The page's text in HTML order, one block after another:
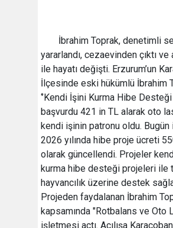
İbrahim Toprak, denetimli
yararlandı, cezaevinden çıktı ve
ile hayatı değişti. Erzurum’un
İlçesinde eski hükümlü İbrahim
‘’Kendi İşini Kurma Hibe Desteği
başvurdu 421 in TL alarak oto
kendi işinin patronu oldu.
2026 yılında hibe proje ücreti
olarak güncellendi. Projeler
kurma hibe desteği projeleri ile
hayvancılık üzerine destek
Projeden faydalanan İbrahim
kapsamında "Rotbalans ve Oto
işletmesi açtı. Açılışa Karaçoban